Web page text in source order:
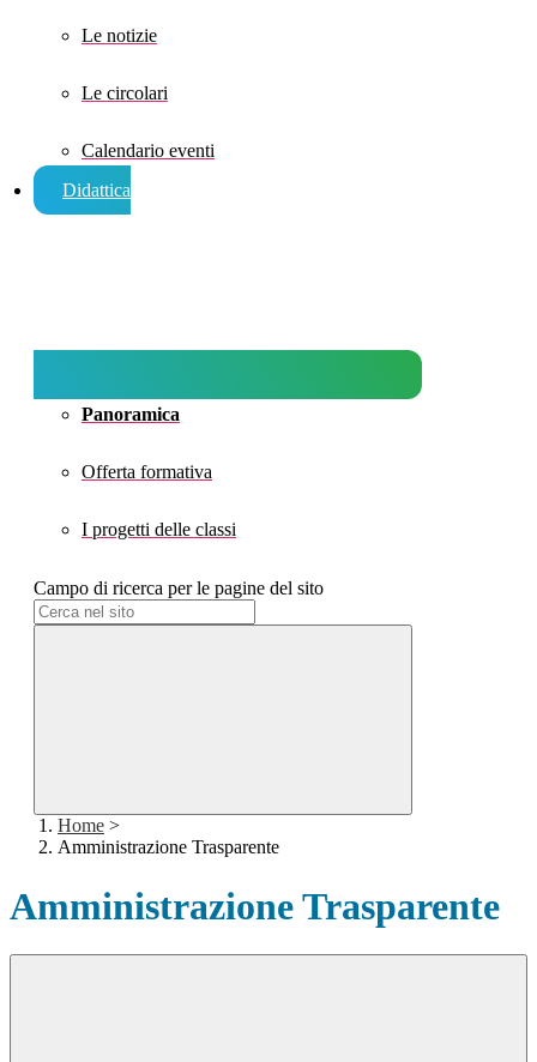
Le notizie
Le circolari
Calendario eventi
Didattica
Panoramica
Offerta formativa
I progetti delle classi
Campo di ricerca per le pagine del sito
Home >
Amministrazione Trasparente
Amministrazione Trasparente